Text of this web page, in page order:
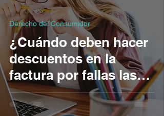
¿Cuándo deben hacer
descuentos en la
factura por fallas las
empresas de telefonía
e internet?
Derecho del Consumidor